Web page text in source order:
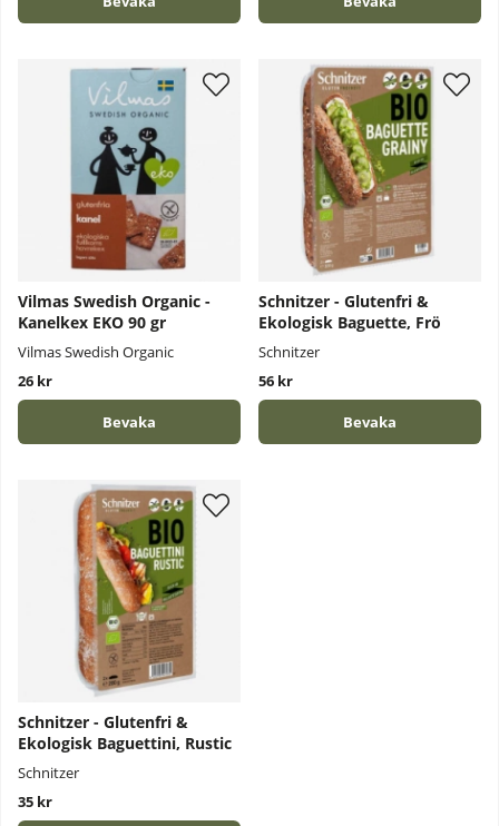
Vilmas Swedish Organic -
Kanelkex EKO 90 gr
Vilmas Swedish Organic
26 kr
Bevaka
Schnitzer - Glutenfri &
Ekologisk Baguette, Frö
Schnitzer
56 kr
Bevaka
Schnitzer - Glutenfri &
Ekologisk Baguettini, Rustic
Schnitzer
35 kr